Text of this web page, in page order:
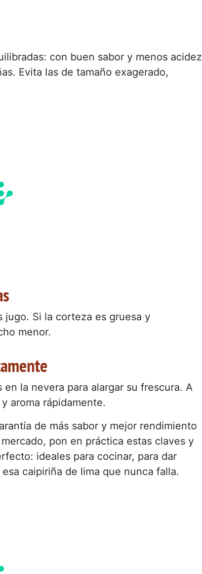
con buen sabor y menos acidez
Evita las de tamaño exagerado,
jugo. Si la corteza es gruesa y
menor.
la nevera para alargar su frescura. A
aroma rápidamente.
de más sabor y mejor rendimiento
pon en práctica estas claves y
ideales para cocinar, para dar
caipiriña de lima que nunca falla.